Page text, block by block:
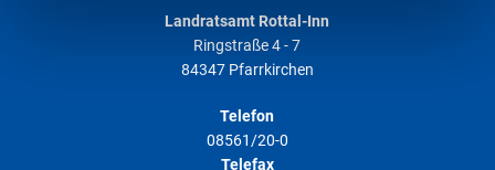
Datenschutzerklärung.
Landratsamt Rottal-Inn
Ringstraße 4 - 7
84347 Pfarrkirchen
Telefon
08561/20-0
Telefax